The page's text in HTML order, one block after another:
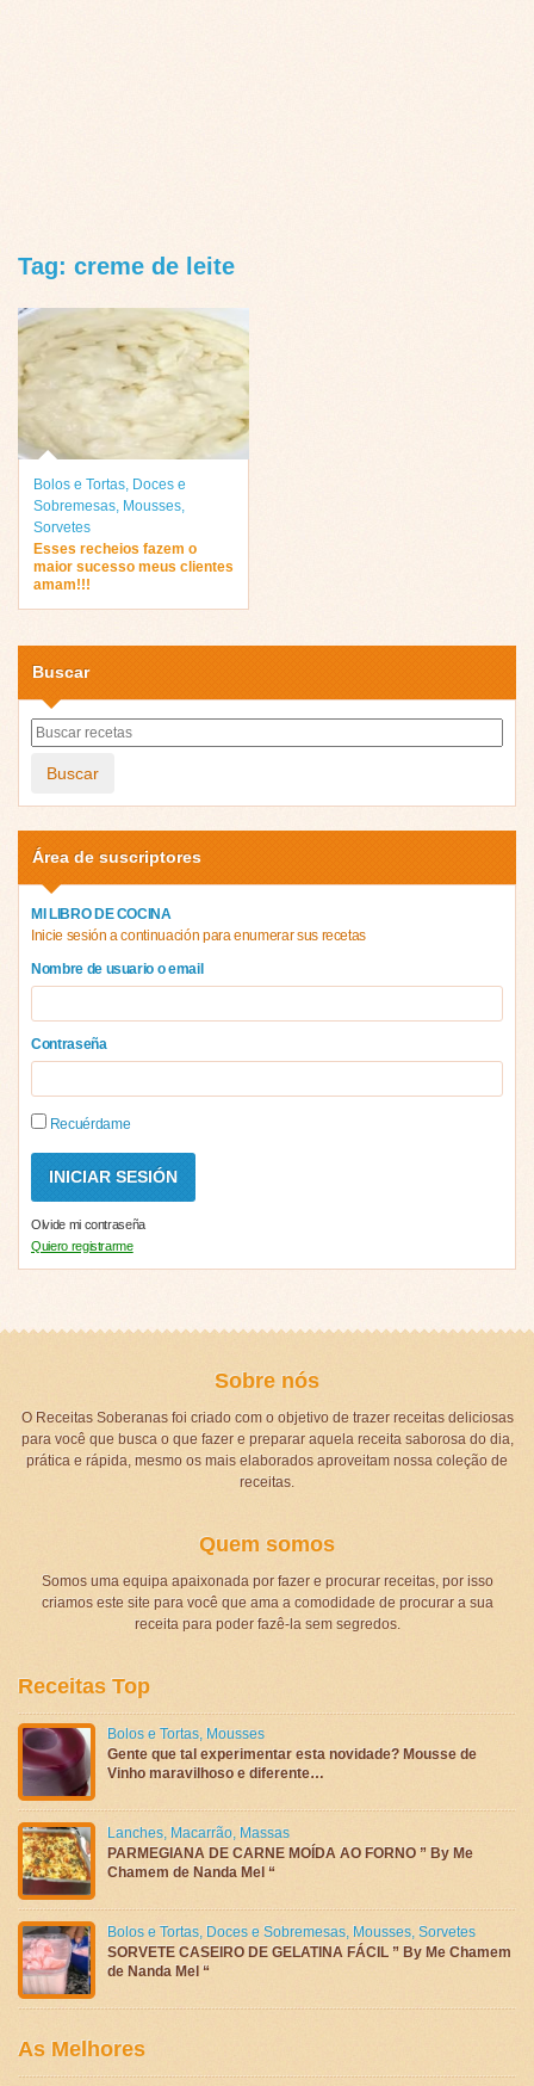
Tag: creme de leite
Bolos e Tortas Doces e
Sobremesas Mousses
Sorvetes
Esses recheios fazem o
maior sucesso meus clientes
amam!!!
Buscar
Buscar
Área de suscriptores
MI LIBRO DE COCINA
Inicie sesión a continuación para enumerar sus recetas
Nombre de usuario o email
Contraseña
Recuérdame
Olvide mi contraseña
Quiero registrarme
Sobre nós
O Receitas Soberanas foi criado com o objetivo de trazer receitas deliciosas
para você que busca o que fazer e preparar aquela receita saborosa do dia,
prática e rápida, mesmo os mais elaborados aproveitam nossa coleção de
receitas.
Quem somos
Somos uma equipa apaixonada por fazer e procurar receitas, por isso
criamos este site para você que ama a comodidade de procurar a sua
receita para poder fazê-la sem segredos.
Receitas Top
Bolos e Tortas, Mousses
Gente que tal experimentar esta novidade? Mousse de
Vinho maravilhoso e diferente…
Lanches, Macarrão, Massas
PARMEGIANA DE CARNE MOÍDA AO FORNO ” By Me
Chamem de Nanda Mel “
Bolos e Tortas, Doces e Sobremesas, Mousses, Sorvetes
SORVETE CASEIRO DE GELATINA FÁCIL ” By Me Chamem
de Nanda Mel “
As Melhores